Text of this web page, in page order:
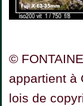
©
appartient à
lois de